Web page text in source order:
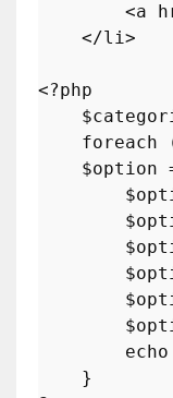
        <
a
    </
li>
<?php
    $
foreach
$option
echo